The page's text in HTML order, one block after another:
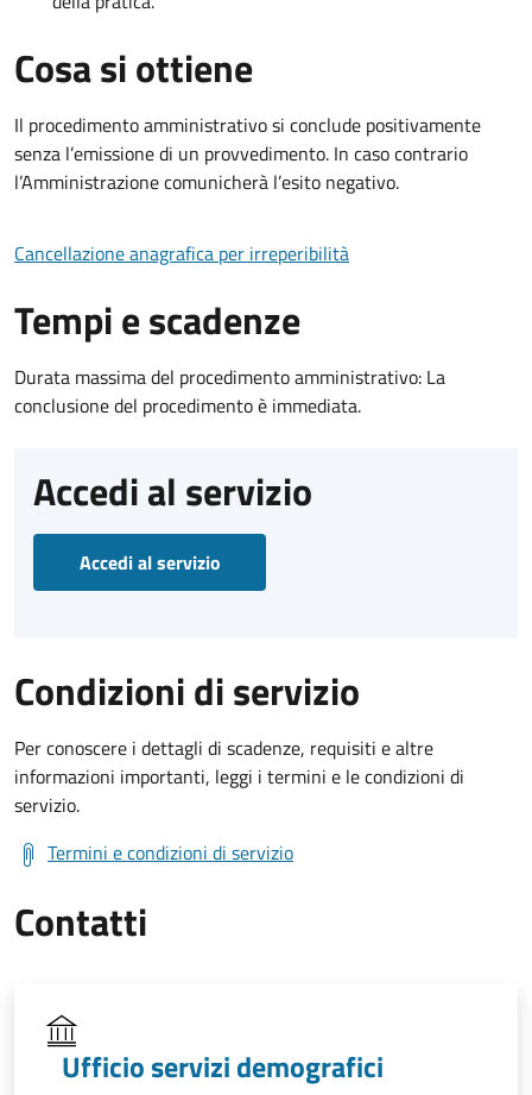
Cosa si ottiene
Il procedimento amministrativo si conclude positivamente
senza l’emissione di un provvedimento. In caso contrario
l’Amministrazione comunicherà l’esito negativo.
Cancellazione anagrafica per irreperibilità
Tempi e scadenze
Durata massima del procedimento amministrativo: La
conclusione del procedimento è immediata.
Accedi al servizio
Accedi al servizio
Condizioni di servizio
Per conoscere i dettagli di scadenze, requisiti e altre
informazioni importanti, leggi i termini e le condizioni di
servizio.
Termini e condizioni di servizio
Contatti
Ufficio servizi demografici